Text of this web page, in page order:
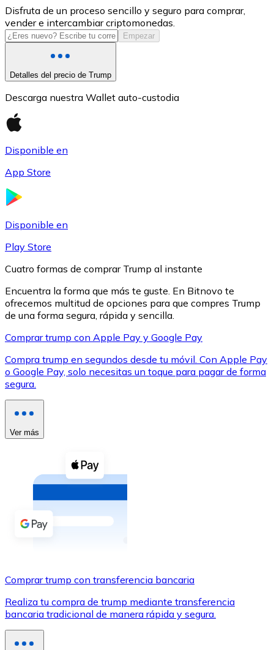
USD Coin
USDC
XRP
XRP
Ver todo
Compra criptomonedas con efectivo en tu tienda más
Comprar con efectivo
Transferencia SEPA
Utiliza tarjetas Visa y Mastercard para comprar
Comprar con tarjeta
Disfruta de un proceso sencillo y seguro para comprar,
vender e intercambiar criptomonedas.
Empezar
Detalles del precio de Trump
Descarga nuestra Wallet auto-custodia
Disponible en
App Store
Disponible en
Play Store
Cuatro formas de comprar Trump al instante
Encuentra la forma que más te guste. En Bitnovo te
ofrecemos multitud de opciones para que compres Trump
de una forma segura, rápida y sencilla.
Comprar trump con Apple Pay y Google Pay
Compra trump en segundos desde tu móvil. Con Apple Pay
o Google Pay, solo necesitas un toque para pagar de forma
segura.
Ver más
Comprar trump con transferencia bancaria
Realiza tu compra de trump mediante transferencia
bancaria tradicional de manera rápida y segura.